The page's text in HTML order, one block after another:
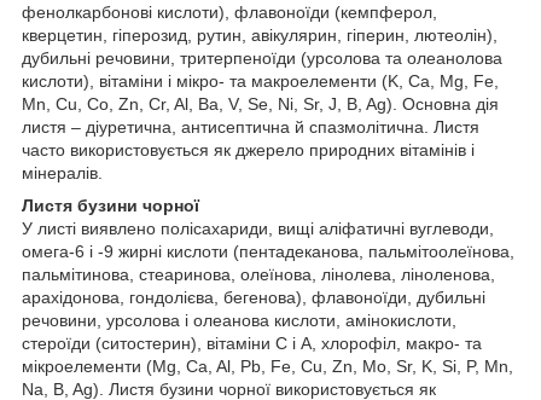
фенолкарбонові кислоти), флавоноїди (кемпферол,
кверцетин, гіперозид, рутин, авікулярин, гіперин, лютеолін),
дубильні речовини, тритерпеноїди (урсолова та олеанолова
кислоти), вітаміни і мікро- та макроелементи (K, Ca, Mg, Fe,
Mn, Cu, Co, Zn, Cr, Al, Ba, V, Se, Ni, Sr, J, B, Ag). Основна дія
листя – діуретична, антисептична й спазмолітична. Листя
часто використовується як джерело природних вітамінів і
мінералів.
Листя бузини чорної
У листі виявлено полісахариди, вищі аліфатичні вуглеводи,
омега-6 і -9 жирні кислоти (пентадеканова, пальмітоолеїнова,
пальмітинова, стеаринова, олеїнова, лінолева, ліноленова,
арахідонова, гондолієва, бегенова), флавоноїди, дубильні
речовини, урсолова і олеанова кислоти, амінокислоти,
стероїди (ситостерин), вітаміни С і А, хлорофіл, макро- та
мікроелементи (Mg, Ca, Al, Pb, Fe, Cu, Zn, Mo, Sr, K, Si, P, Mn,
Na, B, Ag). Листя бузини чорної використовується як